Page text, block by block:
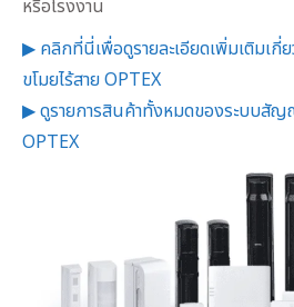
หรือโรงงาน
▶ คลิกที่นี่เพื่อดูรายละเอียดเพิ่มเติม
ขโมยไร้สาย OPTEX
▶ ดูรายการสินค้าทั้งหมดของระบบสั
OPTEX